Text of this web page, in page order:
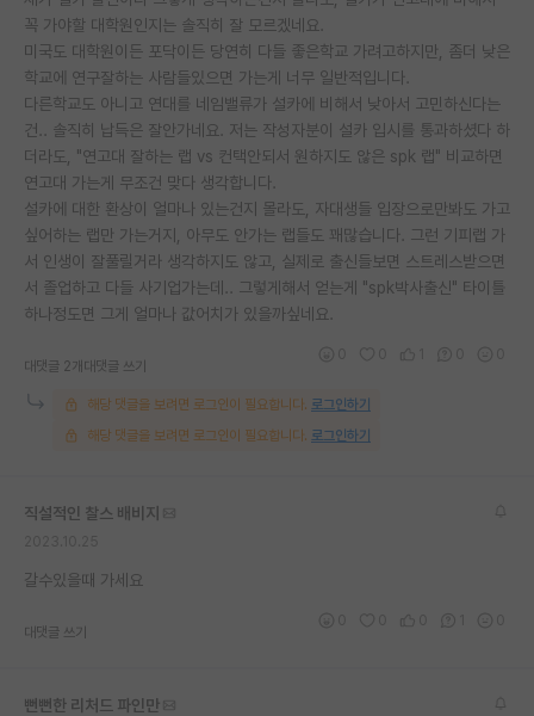
꼭 가야할 대학원인지는 솔직히 잘 모르겠네요.
미국도 대학원이든 포닥이든 당연히 다들 좋은학교 가려고하지만, 좀더 낮은
학교에 연구잘하는 사람들있으면 가는게 너무 일반적입니다.
다른학교도 아니고 연대를 네임밸류가 설카에 비해서 낮아서 고민하신다는
건.. 솔직히 납득은 잘안가네요. 저는 작성자분이 설카 입시를 통과하셨다 하
더라도, "연고대 잘하는 랩 vs 컨택안되서 원하지도 않은 spk 랩" 비교하면
연고대 가는게 무조건 맞다 생각합니다.
설카에 대한 환상이 얼마나 있는건지 몰라도, 자대생들 입장으로만봐도 가고
싶어하는 랩만 가는거지, 아무도 안가는 랩들도 꽤많습니다. 그런 기피랩 가
서 인생이 잘풀릴거라 생각하지도 않고, 실제로 출신들보면 스트레스받으면
서 졸업하고 다들 사기업가는데.. 그렇게해서 얻는게 "spk박사출신" 타이틀
하나정도면 그게 얼마나 값어치가 있을까싶네요.
대댓글 2개 대댓글 쓰기
해당 댓글을 보려면 로그인이 필요합니다. 로그인하기
해당 댓글을 보려면 로그인이 필요합니다. 로그인하기
직설적인 찰스 배비지
갈수있을때 가세요
대댓글 쓰기
뻔뻔한 리처드 파인만